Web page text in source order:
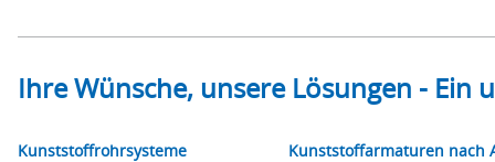
Ihre Wünsche, unsere Lösungen -
Kunststoffrohrsysteme Kunststoffarmaturen nach